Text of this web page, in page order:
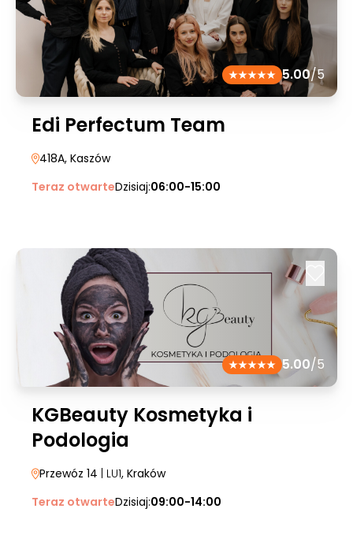
5.00/5
Edi Perfectum Team
418A, Kaszów
Teraz otwarteDzisiaj:06:00-15:00
5.00/5
KGBeauty Kosmetyka i
Podologia
Przewóz 14 | LU1, Kraków
Teraz otwarteDzisiaj:09:00-14:00